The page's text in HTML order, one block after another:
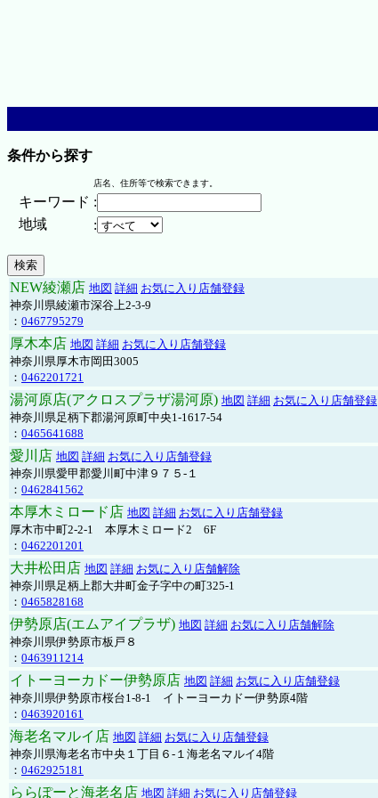
条件から探す
店名、住所等で検索できます。
キーワード :
地域
:
NEW綾瀬店 地図 詳細 お気に入り店舗登録
神奈川県綾瀬市深谷上2-3-9
： 0467795279
厚木本店 地図 詳細 お気に入り店舗登録
神奈川県厚木市岡田3005
： 0462201721
湯河原店(アクロスプラザ湯河原) 地図 詳細 お気に入り店舗登録
神奈川県足柄下郡湯河原町中央1-1617-54
： 0465641688
愛川店 地図 詳細 お気に入り店舗登録
神奈川県愛甲郡愛川町中津９７５-１
： 0462841562
本厚木ミロード店 地図 詳細 お気に入り店舗登録
厚木市中町2-2-1 本厚木ミロード2 6F
： 0462201201
大井松田店 地図 詳細 お気に入り店舗解除
神奈川県足柄上郡大井町金子字中の町325-1
： 0465828168
伊勢原店(エムアイプラザ) 地図 詳細 お気に入り店舗解除
神奈川県伊勢原市板戸８
： 0463911214
イトーヨーカドー伊勢原店 地図 詳細 お気に入り店舗登録
神奈川県伊勢原市桜台1-8-1 イトーヨーカドー伊勢原4階
： 0463920161
海老名マルイ店 地図 詳細 お気に入り店舗登録
神奈川県海老名市中央１丁目６-１海老名マルイ4階
： 0462925181
ららぽーと海老名店 地図 詳細 お気に入り店舗登録